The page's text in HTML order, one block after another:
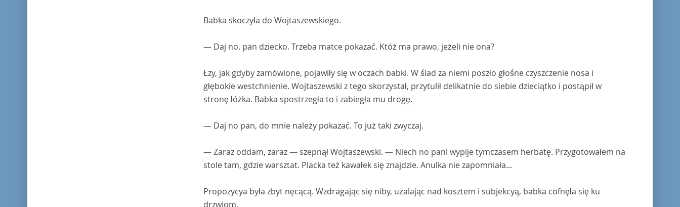
Babka skoczyła do Wojtaszewskiego.
— Daj no. pan dziecko. Trzeba matce pokazać. Któż ma prawo, jeżeli nie ona?
Łzy, jak gdyby zamówione, pojawiły się w oczach babki. W ślad za niemi poszło głośne czyszczenie nosa i
głębokie westchnienie. Wojtaszewski z tego skorzystał, przytulił delikatnie do siebie dzieciątko i postąpił w
stronę łóżka. Babka spostrzegła to i zabiegła mu drogę.
— Daj no pan, do mnie należy pokazać. To już taki zwyczaj.
— Zaraz oddam, zaraz — szepnął Wojtaszewski. — Niech no pani wypije tymczasem herbatę. Przygotowałem na
stole tam, gdzie warsztat. Placka też kawałek się znajdzie. Anulka nie zapomniała...
Propozycya była zbyt nęcącą. Wzdragając się niby, użalając nad kosztem i subjekcyą, babka cofnęła się ku
drzwiom.